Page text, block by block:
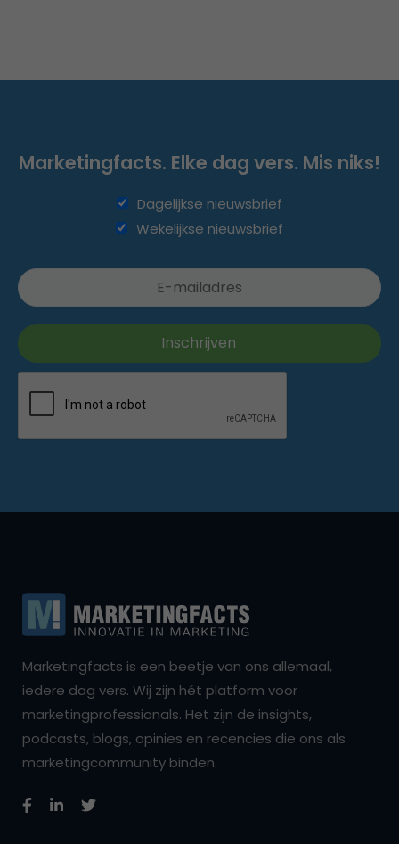
Marketingfacts. Elke dag vers. Mis niks!
Dagelijkse nieuwsbrief
Wekelijkse nieuwsbrief
Marketingfacts is een beetje van ons allemaal,
iedere dag vers. Wij zijn hét platform voor
marketingprofessionals. Het zijn de insights,
podcasts, blogs, opinies en recencies die ons als
marketingcommunity binden.